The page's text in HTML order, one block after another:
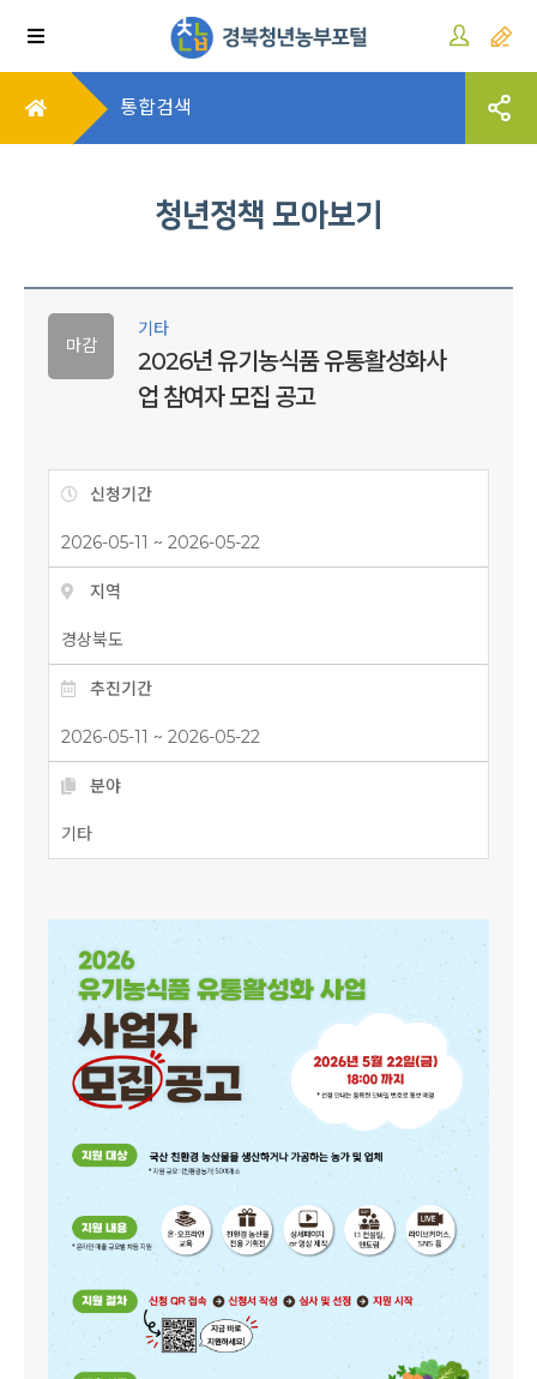
통합검색
청년정책 모아보기
마감
기타
2026년 유기농식품 유통활성화사
업 참여자 모집 공고
신청기간
2026-05-11 ~ 2026-05-22
지역
경상북도
추진기간
2026-05-11 ~ 2026-05-22
분야
기타